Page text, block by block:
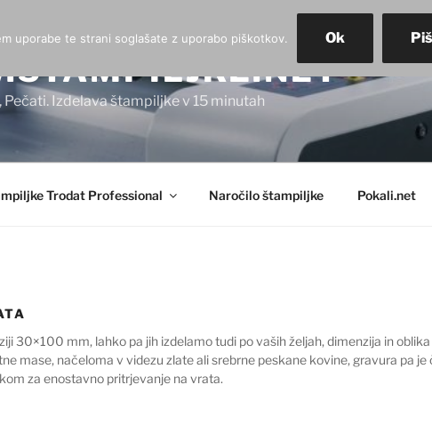
Pečati. Izdelava štampiljke v 15 minutah
Trodat Professional Naročilo štampiljke Pokali.net
30×100 mm, lahko pa jih izdelamo tudi po vaših željah, dimenzija in
mase, načeloma v videzu zlate ali srebrne peskane kovine, gravura pa je
za enostavno pritrjevanje na vrata.
uporabe te strani soglašate z uporabo piškotkov. Ok